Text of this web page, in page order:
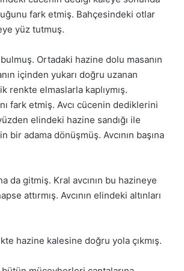
fark etmiş. Bahçesindeki otlar
yüz tutmuş.
Ortadaki hazine dolu masanın
içinden yukarı doğru uzanan
renkte elmaslarla kaplıymış.
fark etmiş. Avcı cücenin dediklerini
elindeki hazine sandığı ile
adama dönüşmüş. Avcının başına
da gitmiş. Kral avcının bu hazineye
attırmış. Avcının elindeki altınları
hazine kalesine doğru yola çıkmış.